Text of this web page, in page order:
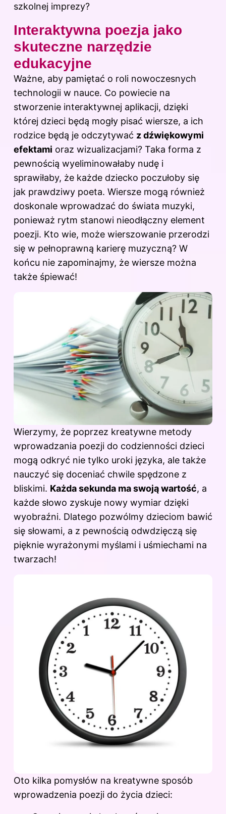
szkolnej imprezy?
Interaktywna poezja jako
skuteczne narzędzie
edukacyjne
Ważne, aby pamiętać o roli nowoczesnych
technologii w nauce. Co powiecie na
stworzenie interaktywnej aplikacji, dzięki
której dzieci będą mogły pisać wiersze, a ich
rodzice będą je odczytywać z dźwiękowymi
efektami oraz wizualizacjami? Taka forma z
pewnością wyeliminowałaby nudę i
sprawiłaby, że każde dziecko poczułoby się
jak prawdziwy poeta. Wiersze mogą również
doskonale wprowadzać do świata muzyki,
ponieważ rytm stanowi nieodłączny element
poezji. Kto wie, może wierszowanie przerodzi
się w pełnoprawną karierę muzyczną? W
końcu nie zapominajmy, że wiersze można
także śpiewać!
Wierzymy, że poprzez kreatywne metody
wprowadzania poezji do codzienności dzieci
mogą odkryć nie tylko uroki języka, ale także
nauczyć się doceniać chwile spędzone z
bliskimi. Każda sekunda ma swoją wartość, a
każde słowo zyskuje nowy wymiar dzięki
wyobraźni. Dlatego pozwólmy dzieciom bawić
się słowami, a z pewnością odwdzięczą się
pięknie wyrażonymi myślami i uśmiechami na
twarzach!
Oto kilka pomysłów na kreatywne sposób
wprowadzenia poezji do życia dzieci: